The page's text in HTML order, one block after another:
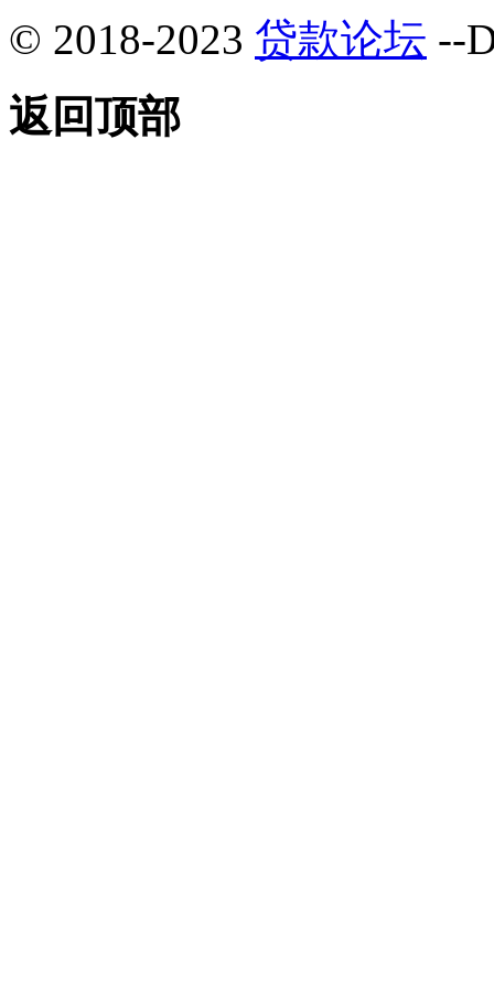
© 2018-2023 贷款论坛 --
返回顶部